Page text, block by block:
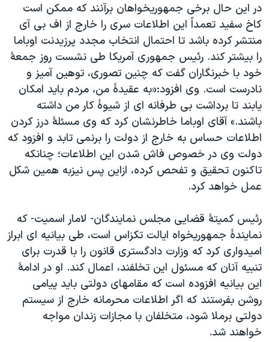
در این حال برخی جمهوریخواهان برآنند که ممکن است
کاخ سفید تعمداً این اطلاعات سری را خارج از اف بی آی
منتشر کرده باشد تا احتمال انتخاب مجدد پرزیدنت اوباما
را بیشتر کند. رئیس جمهوری آمریکا طی نشست روز جمعۀ
خود با خبرنگاران گفت که چنین تصوری، توهین آمیز و
نادرست است. وی افزود:«به عقیدۀ من، مردم باید امکان
یابند تا برداشت بی طرفانه ای از شیوۀ کار من داشته
باشند.» آقای اوباما خاطرنشان کرد که وی مسئلۀ درز کردن
اطلاعات حساس به خارج از دولت را برنمی تابد و افزود که
دولت وی در خصوص فاش شدن این اطلاعات؛ چنانکه
تاکنون تحقیق و تفحص کرده، ازاین پس نیزبه همین شکل
عمل خواهد کرد.
رئیس کمیتۀ قضایی مجلس نمایندگان- لامار اسمیت- که
نمایندۀ جمهوریخواه ایالت تکزاس است، طی بیانیه ای ابراز
امیدواری کرد که وزارت دادگستری قانون را با قدرت برای
تنبیه آنان که مسئول این تخلفند، اعمال کند. او در ادامۀ
این بیانیه افزوده است که مقامهای دولتی باید پیامی
روشن بفرستند که اگر اطلاعات محرمانه خارج از سیستم
دولتی برملا شود، متخلفان با مجازات زندان مواجه
خواهند شد.